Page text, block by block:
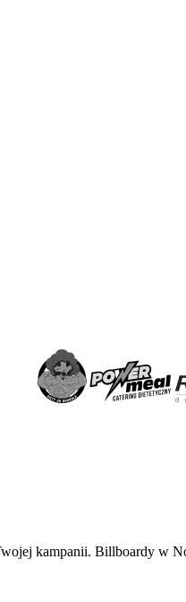
kampanii. Billboardy w